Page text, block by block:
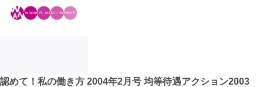
認めて！私の働き方 2004年2月号 均等待遇アクション2003